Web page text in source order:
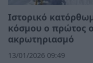
Ιστορικό
κόσμου ο πρώτος
ακρωτηριασμό
13/01/2026 09:49